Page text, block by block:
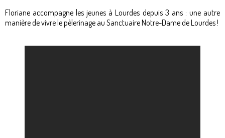
Floriane accompagne les jeunes à Lourdes depuis 3 ans : une autre
manière de vivre le pèlerinage au Sanctuaire Notre-Dame de Lourdes !